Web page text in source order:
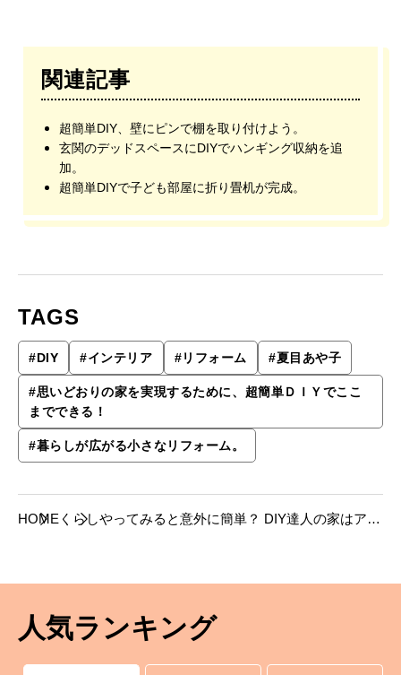
関連記事
超簡単DIY、壁にピンで棚を取り付けよう。
玄関のデッドスペースにDIYでハンギング収納を追
加。
超簡単DIYで子ども部屋に折り畳机が完成。
TAGS
#DIY #インテリア #リフォーム #夏目あや子
#思いどおりの家を実現するために、超簡単ＤＩＹでここ
までできる！
#暮らしが広がる小さなリフォーム。
HOME くらしやってみると意外に簡単？ DIY達人の家はアイ
人気ランキング